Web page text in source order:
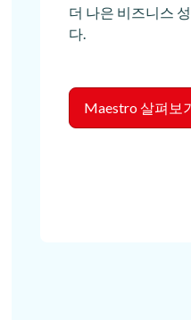
더 나은 비즈니스
다.
Maestro 살펴보